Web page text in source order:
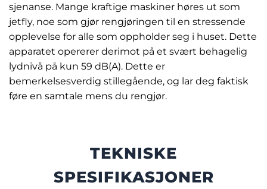
sjenanse. Mange kraftige maskiner høres ut som
jetfly, noe som gjør rengjøringen til en stressende
opplevelse for alle som oppholder seg i huset. Dette
apparatet opererer derimot på et svært behagelig
lydnivå på kun 59 dB(A). Dette er
bemerkelsesverdig stillegående, og lar deg faktisk
føre en samtale mens du rengjør.
TEKNISKE
SPESIFIKASJONER